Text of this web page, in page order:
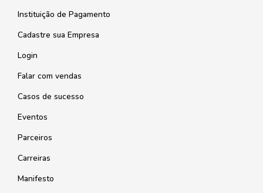
Instituição de Pagamento
Cadastre sua Empresa
Login
Falar com vendas
Casos de sucesso
Eventos
Parceiros
Carreiras
Manifesto